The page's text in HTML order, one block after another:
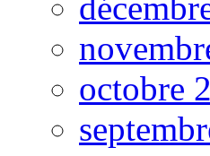
octobre